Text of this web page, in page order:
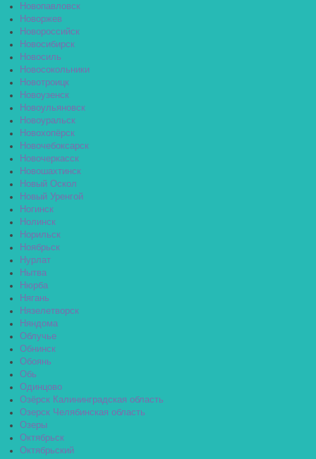
Новопавловск
Новоржев
Новороссийск
Новосибирск
Новосиль
Новосокольники
Новотроицк
Новоузенск
Новоульяновск
Новоуральск
Новохопёрск
Новочебоксарск
Новочеркасск
Новошахтинск
Новый Оскол
Новый Уренгой
Ногинск
Нолинск
Норильск
Ноябрьск
Нурлат
Нытва
Нюрба
Нягань
Нязелетворск
Няндома
Облучье
Обнинск
Обоянь
Обь
Одинцово
Озёрск Калининградская область
Озерск Челябинская область
Озеры
Октябрьск
Октябрьский